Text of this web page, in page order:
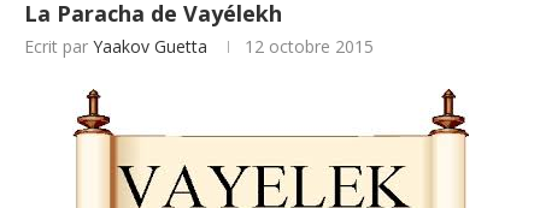
La Paracha de Vayélekh
Ecrit par Yaakov Guetta 12 octobre 2015